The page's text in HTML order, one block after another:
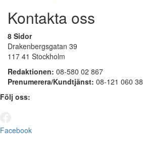
Kontakta oss
8 Sidor
Drakenbergsgatan 39
117 41 Stockholm
Redaktionen: 08-580 02 867
Prenumerera/Kundtjänst: 08-121 060 38
Följ oss:
Facebook